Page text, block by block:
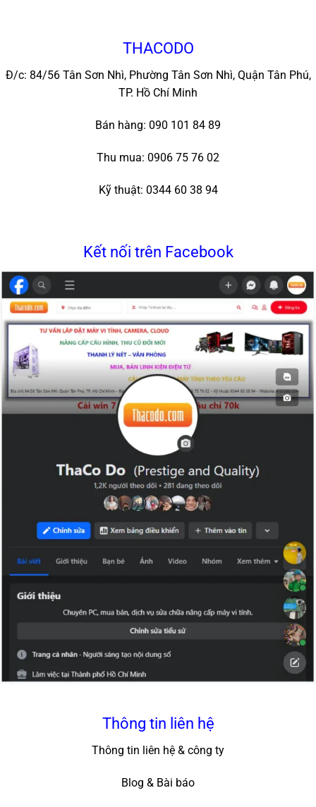
THACODO
Đ/c: 84/56 Tân Sơn Nhì, Phường Tân Sơn Nhì, Quận Tân Phú,
TP. Hồ Chí Minh
Bán hàng: 090 101 84 89
Thu mua: 0906 75 76 02
Kỹ thuật: 0344 60 38 94
Kết nối trên Facebook
Thông tin liên hệ
Thông tin liên hệ & công ty
Blog & Bài báo